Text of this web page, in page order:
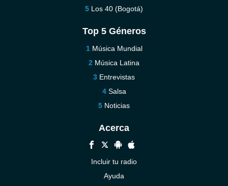
Los 40 (Bogotá)
Top 5 Géneros
Música Mundial
Música Latina
Entrevistas
Salsa
Noticias
Acerca
Incluir tu radio
Ayuda